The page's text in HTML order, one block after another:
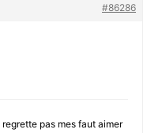
#86286
pas mes faut aimer